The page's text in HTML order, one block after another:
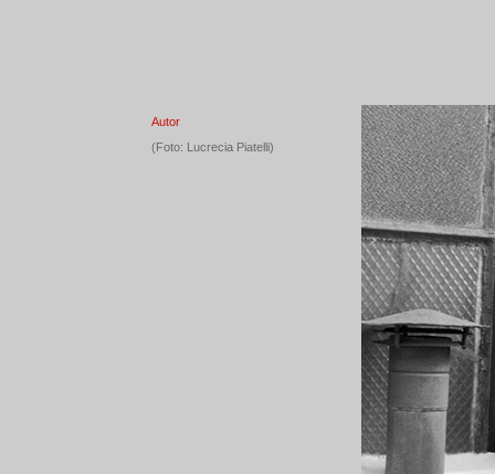
Autor
(Foto: Lucrecia Piatelli)